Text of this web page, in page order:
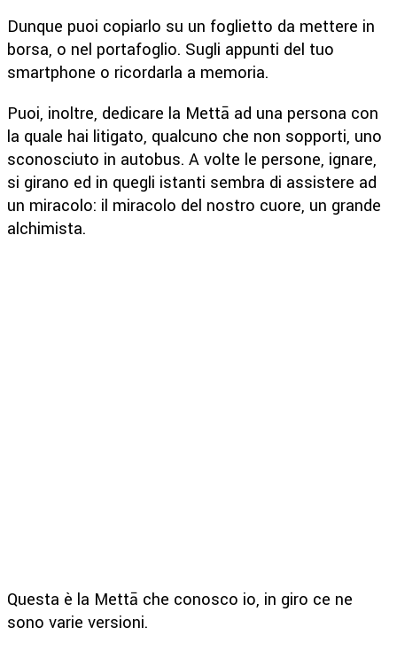
Dunque puoi copiarlo su un foglietto da mettere in
borsa, o nel portafoglio. Sugli appunti del tuo
smartphone o ricordarla a memoria.
Puoi, inoltre, dedicare la Mettā ad una persona con
la quale hai litigato, qualcuno che non sopporti, uno
sconosciuto in autobus. A volte le persone, ignare,
si girano ed in quegli istanti sembra di assistere ad
un miracolo: il miracolo del nostro cuore, un grande
alchimista.
Questa è la Mettā che conosco io, in giro ce ne
sono varie versioni.